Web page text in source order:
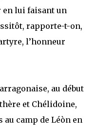
lui faisant un
rapporte-t-on,
l’honneur
au début
et Chélidoine,
camp de Léòn en